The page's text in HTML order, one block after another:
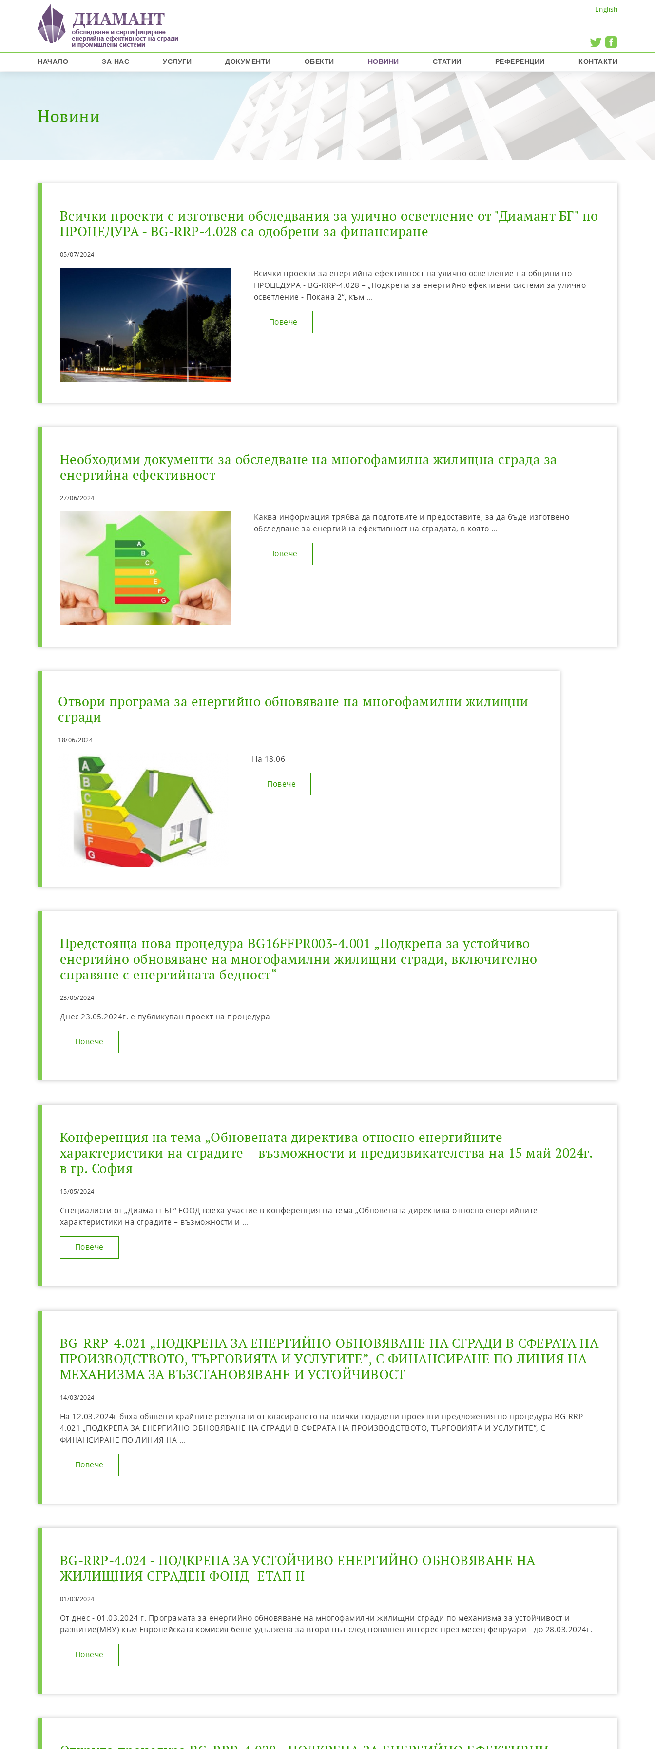
English
НАЧАЛО ЗА НАС УСЛУГИ ДОКУМЕНТИ ОБЕКТИ НОВИНИ СТАТИИ РЕФЕРЕНЦИИ КОНТАКТИ
Новини
Всички проекти с изготвени обследвания за улично осветление от "Диамант БГ" по
ПРОЦЕДУРА - BG-RRP-4.028 са одобрени за финансиране
05/07/2024
Всички проекти за енергийна ефективност на улично осветление на общини по
ПРОЦЕДУРА - BG-RRP-4.028 – „Подкрепа за енергийно ефективни системи за улично
осветление - Покана 2“, към ...
Повече
Необходими документи за обследване на многофамилна жилищна сграда за
енергийна ефективност
27/06/2024
Каква информация трябва да подготвите и предоставите, за да бъде изготвено
обследване за енергийна ефективност на сградата, в която ...
Повече
Отвори програма за енергийно обновяване на многофамилни жилищни
сгради
18/06/2024
На 18.06
Повече
Предстояща нова процедура BG16FFPR003-4.001 „Подкрепа за устойчиво
енергийно обновяване на многофамилни жилищни сгради, включително
справяне с енергийната бедност“
23/05/2024
Днес 23.05.2024г. е публикуван проект на процедура
Повече
Конференция на тема „Обновената директива относно енергийните
характеристики на сградите – възможности и предизвикателства на 15 май 2024г.
в гр. София
15/05/2024
Специалисти от „Диамант БГ“ ЕООД взеха участие в конференция на тема „Обновената директива относно енергийните
характеристики на сградите – възможности и ...
Повече
BG-RRP-4.021 „ПОДКРЕПА ЗА ЕНЕРГИЙНО ОБНОВЯВАНЕ НА СГРАДИ В СФЕРАТА НА
ПРОИЗВОДСТВОТО, ТЪРГОВИЯТА И УСЛУГИТЕ”, С ФИНАНСИРАНЕ ПО ЛИНИЯ НА
МЕХАНИЗМА ЗА ВЪЗСТАНОВЯВАНЕ И УСТОЙЧИВОСТ
14/03/2024
На 12.03.2024г бяха обявени крайните резултати от класирането на всички подадени проектни предложения по процедура BG-RRP-
4.021 „ПОДКРЕПА ЗА ЕНЕРГИЙНО ОБНОВЯВАНЕ НА СГРАДИ В СФЕРАТА НА ПРОИЗВОДСТВОТО, ТЪРГОВИЯТА И УСЛУГИТЕ”, С
ФИНАНСИРАНЕ ПО ЛИНИЯ НА ...
Повече
BG-RRP-4.024 - ПОДКРЕПА ЗА УСТОЙЧИВО ЕНЕРГИЙНО ОБНОВЯВАНЕ НА
ЖИЛИЩНИЯ СГРАДЕН ФОНД -ЕТАП II
01/03/2024
От днес - 01.03.2024 г. Програмата за енергийно обновяване на многофамилни жилищни сгради по механизма за устойчивост и
развитие(МВУ) към Европейската комисия беше удължена за втори път след повишен интерес през месец февруари - до 28.03.2024г.
Повече